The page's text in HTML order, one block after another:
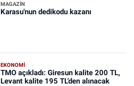
MAGAZİN
Karasu'nun dedikodu kazanı
EKONOMİ
TMO açıkladı: Giresun kalite 200 TL,
Levant kalite 195 TL’den alınacak